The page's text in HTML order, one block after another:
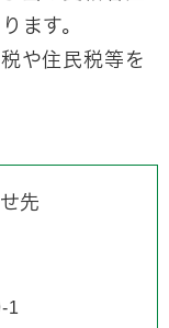
ます。
や住民税等を
先
1